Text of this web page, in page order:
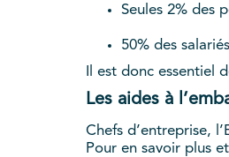
Seules 2% des
50% des
Il est donc essentiel
Les aides à
Chefs d’entreprise,
Pour en savoir plus